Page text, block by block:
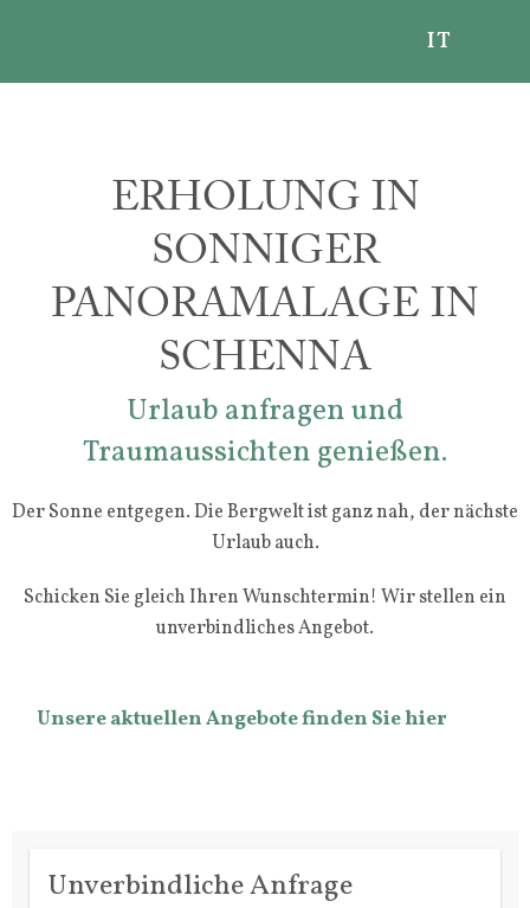
IT
PANORAMA
PREISE
INKLUSIVLEISTUNGEN
HOTELINFOS & AGB
RADFAHREN
ERHOLUNG IN
SONNIGER
PANORAMALAGE IN
SCHENNA
Urlaub anfragen und
Traumaussichten genießen.
Der Sonne entgegen. Die Bergwelt ist ganz nah, der nächste
Urlaub auch.
Schicken Sie gleich Ihren Wunschtermin! Wir stellen ein
unverbindliches Angebot.
Unsere aktuellen Angebote finden Sie hier
Unverbindliche Anfrage